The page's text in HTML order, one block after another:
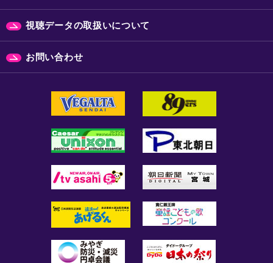
視聴データの取扱いについて
お問い合わせ